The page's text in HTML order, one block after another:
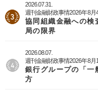
2026.07.31.
週刊金融財政事情2026年8月
協同組織金融への検
局の限界
2026.08.07.
週刊金融財政事情2026年8月
銀行グループの「一
方